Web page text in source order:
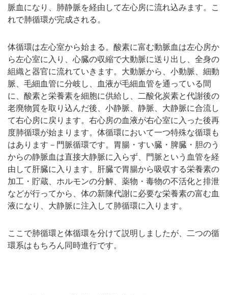
脈血になり、肺静脈を経由して左心房に流れ込みます。こ
れで肺循環が完成される。
体循環は左心室から始まる。酸素に富む動脈血は左心房か
ら左心室に入り、心臓の収縮で大動脈に送り出し、全身の
組織と器官に流れていきます。大動脈から、小動脈、細動
脈、毛細血管に分岐し、血液が毛細血管を通っている間
に、酸素と栄養素を細胞に供給し、二酸化炭素と代謝後の
老廃物質を取り込んだ後、小静脈、静脈、大静脈に合流し
て右心房に戻ります。右心房の血液が右心室に入った後再
度肺循環が始まります。体循環において一つ特殊な循環も
はあります－門脈循環です。胃腸・すい臓・脾臓・胆のう
からの静脈血は直接大静脈に入らず、門脈という血管を経
由して肝臓に入ります。肝臓で胃腸から吸収する栄養素の
加工・貯蔵、ホルモンの分解、薬物・毒物の不活化と排泄
などが行ってから、体の新陳代謝に必要な栄養素の富む血
液になり、大静脈に注入して肺循環に入ります。
ここで肺循環と体循環を分けて説明しましたが、二つの循
環系はもちろん同時進行です。